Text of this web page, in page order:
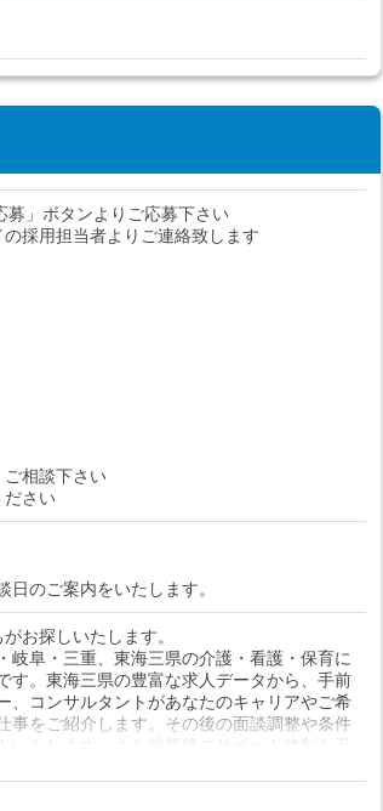
募」ボタンよりご応募下さい
採用担当者よりご連絡致します
相談下さい
ださい
のご案内をいたします。
お探しいたします。
岐阜・三重、東海三県の介護・看護・保育に
す。東海三県の豊富な求人データから、手前
、コンサルタントがあなたのキャリアやご希
事をご紹介します。その後の面談調整や条件
いたします。また就業後のサポート体制も万
スタッフがよろこんでフォローいたしま